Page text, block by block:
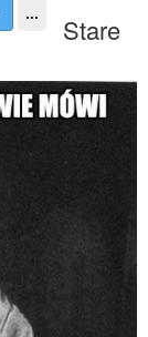
... Stare